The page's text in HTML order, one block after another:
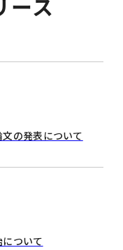
ース
の発表について
について